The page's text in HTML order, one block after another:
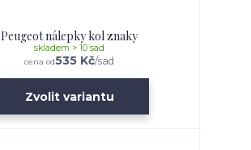
Peugeot nálepky kol znaky
cena od535 Kč/sad
skladem > 10 sad
Zvolit variantu